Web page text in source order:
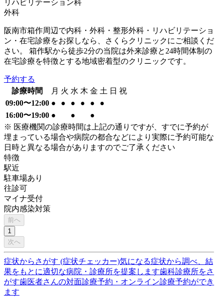
リハビリテーション科
外科
阪南市箱作周辺で内科・外科・整形外科・リハビリテーショ
ン・在宅診療をお探しなら、さくらクリニックにご相談くだ
さい。 箱作駅から徒歩2分の当院は外来診療と24時間体制の
在宅診療を特徴とする地域密着型のクリニックです。
予約する
診療時間
月 火 水 木 金 土 日 祝
09:00〜12:00 ● ● ● ● ●
●
16:00〜19:00 ● ●
●
※ 医療機関の診療時間は上記の通りですが、すでに予約が
埋まっている場合や病院の都合などにより実際に予約可能な
日時と異なる場合がありますのでご了承ください
特徴
駅近
駐車場あり
往診可
マイナ受付
院内感染対策
前へ
1
次へ
症状からさがす (症状チェッカー)気になる症状から調べ、結
果をもとに適切な病院・診療所を提案します歯科診療所をさ
がす歯医者さんの対面診療予約・オンライン診療予約ができ
ます